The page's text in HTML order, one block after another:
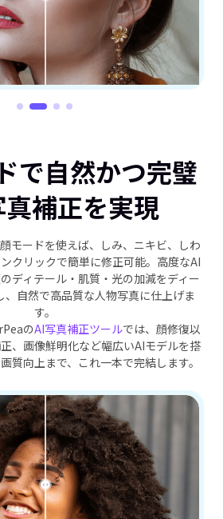
で自然かつ完璧
補正を実現
モードを使えば、しみ、ニキビ、しわ
クリックで簡単に修正可能。高度なAI
ディテール・肌質・光の加減をディー
、自然で高品質な人物写真に仕上げま
す。
のAI写真補正ツールでは、顔修復以
、画像鮮明化など幅広いAIモデルを搭
質向上まで、これ一本で完結します。